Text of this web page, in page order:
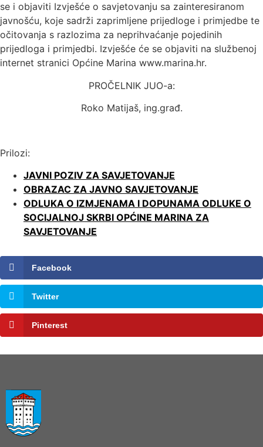
se i objaviti Izvješće o savjetovanju sa zainteresiranom
javnošću, koje sadrži zaprimljene prijedloge i primjedbe te
očitovanja s razlozima za neprihvaćanje pojedinih
prijedloga i primjedbi. Izvješće će se objaviti na službenoj
internet stranici Općine Marina www.marina.hr.
PROČELNIK JUO-a:
Roko Matijaš, ing.građ.
Prilozi:
JAVNI POZIV ZA SAVJETOVANJE
OBRAZAC ZA JAVNO SAVJETOVANJE
ODLUKA O IZMJENAMA I DOPUNAMA ODLUKE O
SOCIJALNOJ SKRBI OPĆINE MARINA ZA
SAVJETOVANJE
Facebook
Twitter
Pinterest